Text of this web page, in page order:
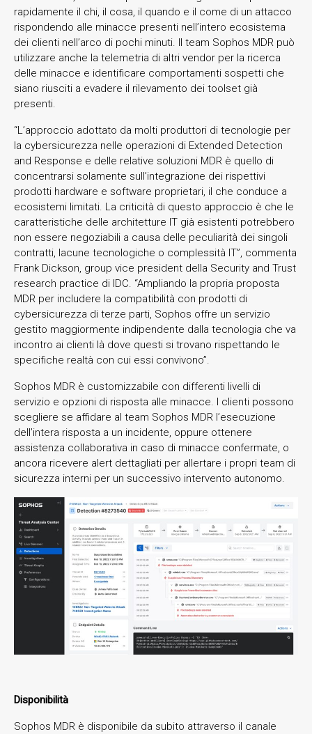
rapidamente il chi, il cosa, il quando e il come di un attacco
rispondendo alle minacce presenti nell’intero ecosistema
dei clienti nell’arco di pochi minuti. Il team Sophos MDR può
utilizzare anche la telemetria di altri vendor per la ricerca
delle minacce e identificare comportamenti sospetti che
siano riusciti a evadere il rilevamento dei toolset già
presenti.
“L’approccio adottato da molti produttori di tecnologie per
la cybersicurezza nelle operazioni di Extended Detection
and Response e delle relative soluzioni MDR è quello di
concentrarsi solamente sull’integrazione dei rispettivi
prodotti hardware e software proprietari, il che conduce a
ecosistemi limitati. La criticità di questo approccio è che le
caratteristiche delle architetture IT già esistenti potrebbero
non essere negoziabili a causa delle peculiarità dei singoli
contratti, lacune tecnologiche o complessità IT”, commenta
Frank Dickson, group vice president della Security and Trust
research practice di IDC. “Ampliando la propria proposta
MDR per includere la compatibilità con prodotti di
cybersicurezza di terze parti, Sophos offre un servizio
gestito maggiormente indipendente dalla tecnologia che va
incontro ai clienti là dove questi si trovano rispettando le
specifiche realtà con cui essi convivono”.
Sophos MDR è customizzabile con differenti livelli di
servizio e opzioni di risposta alle minacce. I clienti possono
scegliere se affidare al team Sophos MDR l’esecuzione
dell’intera risposta a un incidente, oppure ottenere
assistenza collaborativa in caso di minacce confermate, o
ancora ricevere alert dettagliati per allertare i propri team di
sicurezza interni per un successivo intervento autonomo.
Disponibilità
Sophos MDR è disponibile da subito attraverso il canale